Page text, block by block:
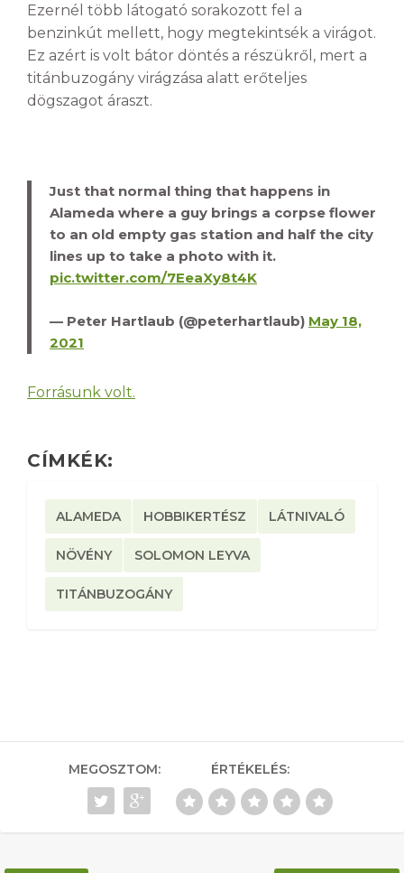
Ezernél több látogató sorakozott fel a
benzinkút mellett, hogy megtekintsék a virágot.
Ez azért is volt bátor döntés a részükről, mert a
titánbuzogány virágzása alatt erőteljes
dögszagot áraszt.
Just that normal thing that happens in
Alameda where a guy brings a corpse flower
to an old empty gas station and half the city
lines up to take a photo with it.
pic.twitter.com/7EeaXy8t4K
— Peter Hartlaub (@peterhartlaub) May 18,
2021
Forrásunk volt.
CÍMKÉK:
ALAMEDA HOBBIKERTÉSZ LÁTNIVALÓ
NÖVÉNY SOLOMON LEYVA
TITÁNBUZOGÁNY
MEGOSZTOM: ÉRTÉKELÉS: